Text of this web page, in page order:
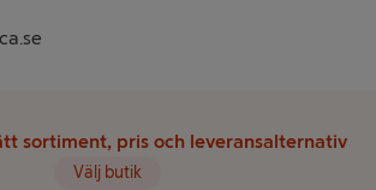
sortiment, pris och leveransalternativ
Välj butik